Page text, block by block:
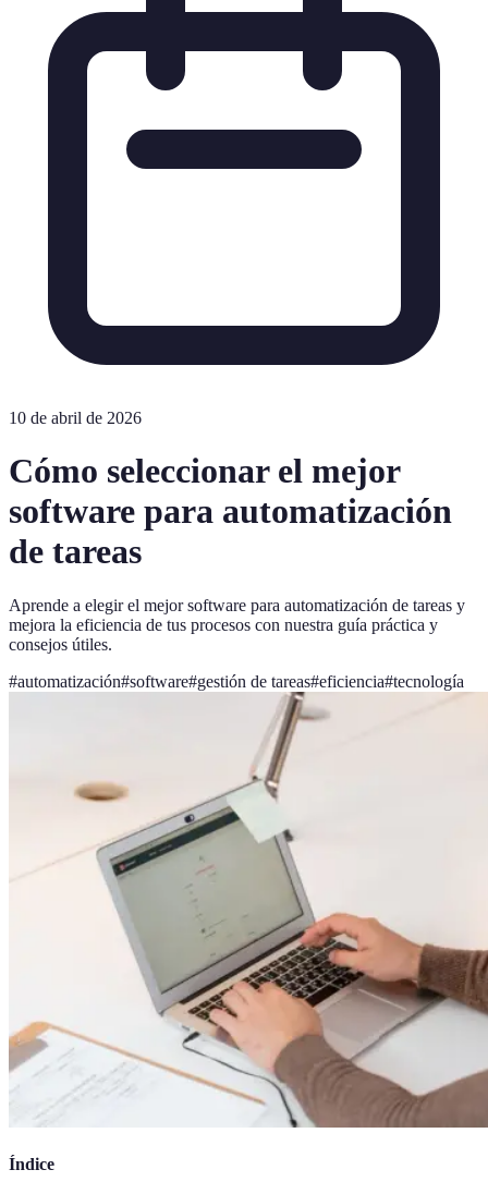
10 de abril de 2026
Cómo seleccionar el mejor
software para automatización
de tareas
Aprende a elegir el mejor software para automatización de tareas y
mejora la eficiencia de tus procesos con nuestra guía práctica y
consejos útiles.
#automatización#software#gestión de tareas#eficiencia#tecnología
Índice